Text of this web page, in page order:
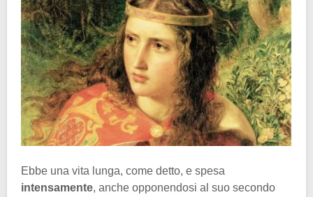
Ebbe una vita lunga, come detto, e spesa
intensamente, anche opponendosi al suo secondo